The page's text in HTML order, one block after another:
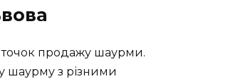
точок продажу шаурми.
шаурму з різними